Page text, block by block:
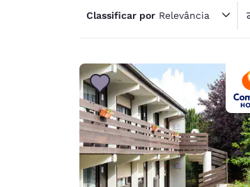
Classificar por Relevância